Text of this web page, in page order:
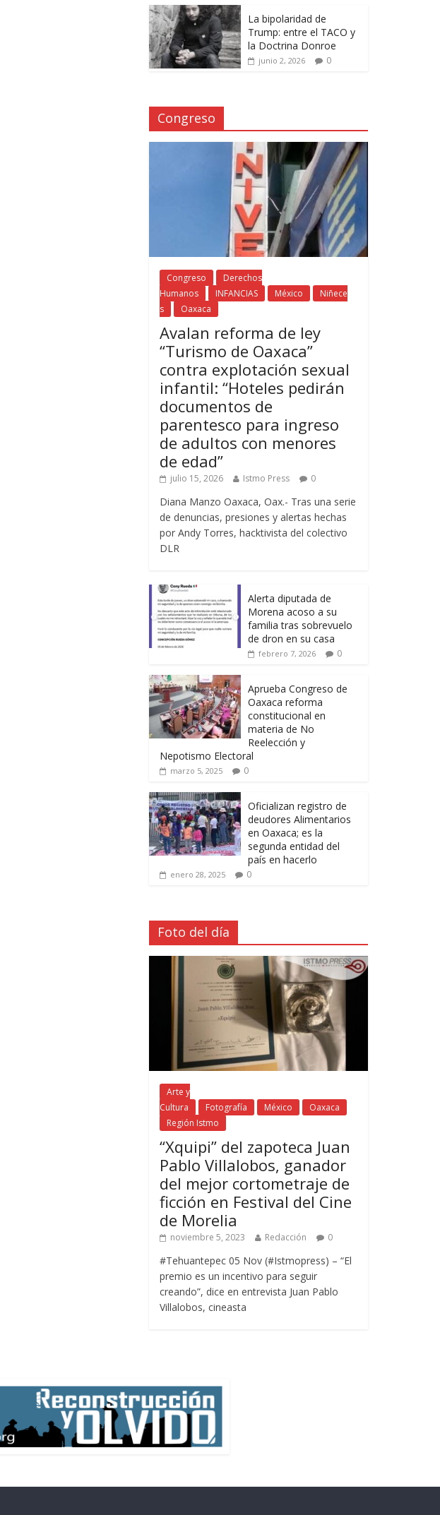
La bipolaridad de
Trump: entre el TACO y
la Doctrina Donroe
junio 2, 2026 0
Congreso
Congreso
Derechos
Humanos
INFANCIAS México
Niñece
s
Oaxaca
Avalan reforma de ley
“Turismo de Oaxaca”
contra explotación sexual
infantil: “Hoteles pedirán
documentos de
parentesco para ingreso
de adultos con menores
de edad”
julio 15, 2026 Istmo Press 0
Diana Manzo Oaxaca, Oax.- Tras una serie
de denuncias, presiones y alertas hechas
por Andy Torres, hacktivista del colectivo
DLR
Alerta diputada de
Morena acoso a su
familia tras sobrevuelo
de dron en su casa
febrero 7, 2026 0
Aprueba Congreso de
Oaxaca reforma
constitucional en
materia de No
Reelección y
Nepotismo Electoral
marzo 5, 2025 0
Oficializan registro de
deudores Alimentarios
en Oaxaca; es la
segunda entidad del
país en hacerlo
enero 28, 2025 0
Foto del día
Arte y
Cultura
Fotografía México
Oaxaca
Región Istmo
“Xquipi” del zapoteca Juan
Pablo Villalobos, ganador
del mejor cortometraje de
ficción en Festival del Cine
de Morelia
noviembre 5, 2023 Redacción 0
#Tehuantepec 05 Nov (#Istmopress) – “El
premio es un incentivo para seguir
creando”, dice en entrevista Juan Pablo
Villalobos, cineasta